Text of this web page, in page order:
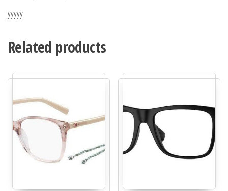
yyyyy
Related products